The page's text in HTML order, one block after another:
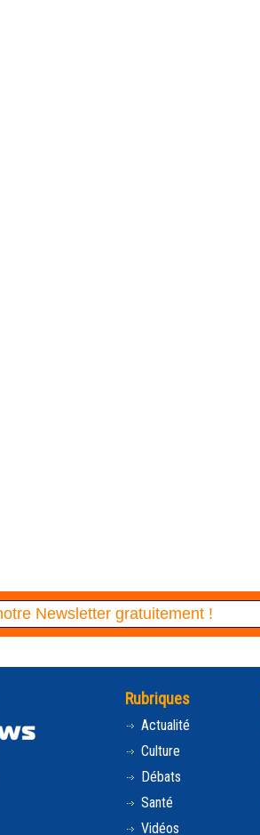
Rubriques
Actualité
Culture
Débats
Santé
Vidéos